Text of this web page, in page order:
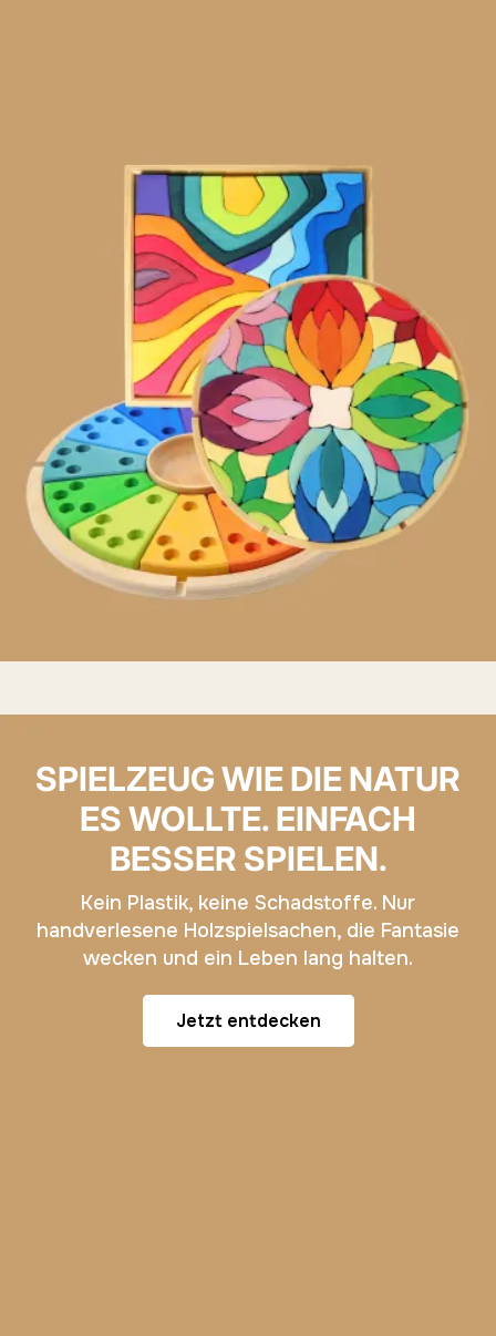
SPIELZEUG WIE DIE NATUR
ES WOLLTE. EINFACH
BESSER SPIELEN.
Kein Plastik, keine Schadstoffe. Nur
handverlesene Holzspielsachen, die Fantasie
wecken und ein Leben lang halten.
Jetzt entdecken